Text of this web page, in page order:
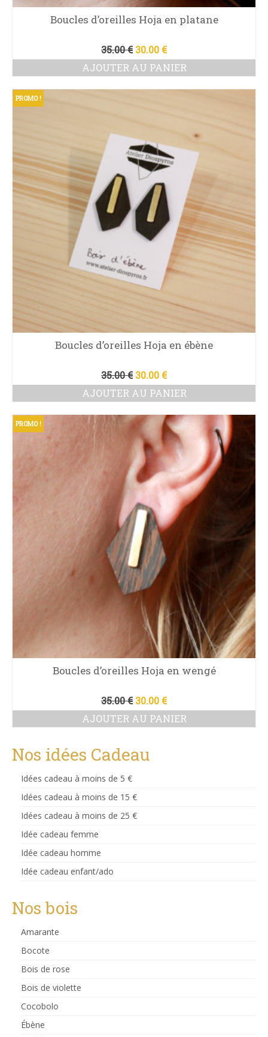
Boucles d’oreilles Hoja en platane
35.00€ Le
prix
initial
30.00 €Le
prix
actuel
AJOUTER AU PANIER
PROMO !
Boucles d’oreilles Hoja en ébène
35.00€ Le
prix
initial
35.00 €.
30.00 €Le
prix
actuel
30.00 €.
AJOUTER AU PANIER
PROMO !
Boucles d’oreilles Hoja en wengé
35.00€ Le
prix
initial
30.00 €Le
prix
actuel
AJOUTER AU PANIER
Nos idées Cadeau
Idées cadeau à moins de 5 €
Idées cadeau à moins de 15 €
Idées cadeau à moins de 25 €
Idée cadeau femme
Idée cadeau homme
Idée cadeau enfant/ado
Nos bois
Amarante
Bocote
Bois de rose
Bois de violette
Cocobolo
Ébène